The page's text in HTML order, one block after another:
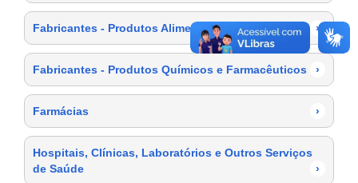
Fabricantes - Produtos Alimentícios ›
Fabricantes - Produtos Químicos e Farmacêuticos ›
Farmácias ›
Hospitais, Clínicas, Laboratórios e Outros Serviços
de Saúde
›